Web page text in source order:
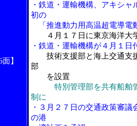
】
・鉄道・運輸機構、アキシ
初の
「推進動力用高温超電導電
４月１７日に東京海洋大
・鉄道・運輸機構が４月１日
技術支援部と海上交通支
部
を設置
特別管理部を共有船舶
制に
・３月２７日の交通政策審
の港